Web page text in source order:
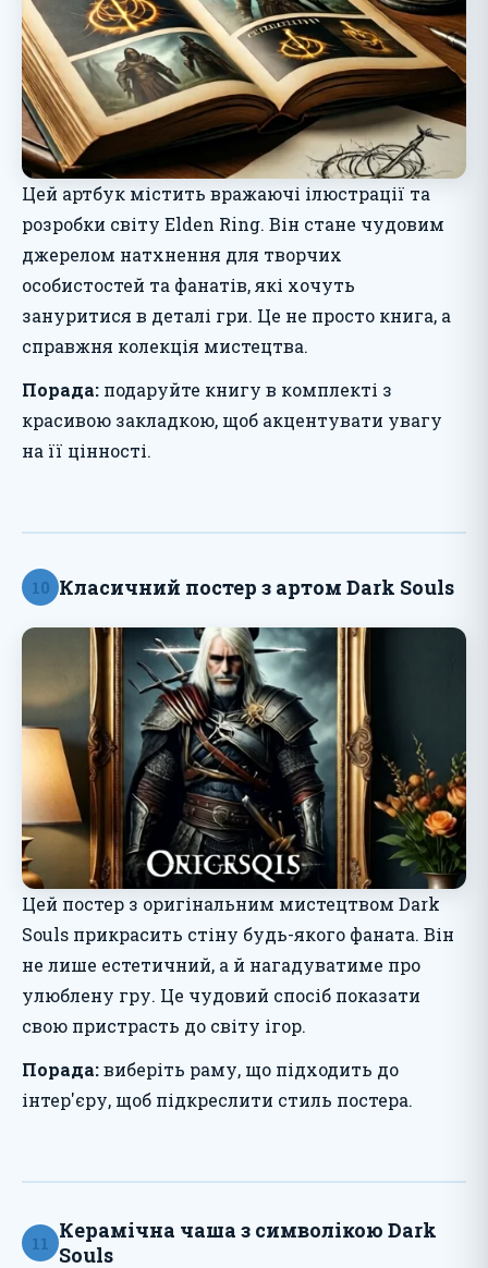
Цей артбук містить вражаючі ілюстрації та
розробки світу Elden Ring. Він стане чудовим
джерелом натхнення для творчих
особистостей та фанатів, які хочуть
зануритися в деталі гри. Це не просто книга, а
справжня колекція мистецтва.
Порада: подаруйте книгу в комплекті з
красивою закладкою, щоб акцентувати увагу
на її цінності.
10 Класичний постер з артом Dark Souls
Цей постер з оригінальним мистецтвом Dark
Souls прикрасить стіну будь-якого фаната. Він
не лише естетичний, а й нагадуватиме про
улюблену гру. Це чудовий спосіб показати
свою пристрасть до світу ігор.
Порада:виберіть раму, що підходить до
інтер'єру, щоб підкреслити стиль постера.
11
Керамічна чаша з символікою Dark
Souls